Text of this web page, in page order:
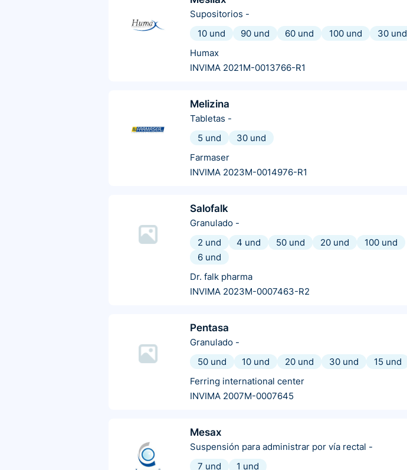
Supositorios -
10 und
90 und 60 und 100 und
30 und
Humax
INVIMA 2021M-0013766-R1
Melizina
Tabletas -
5 und
30 und
Farmaser
INVIMA 2023M-0014976-R1
Salofalk
Granulado -
2 und
4 und 50 und 20 und
100 und
6 und
Dr. falk pharma
INVIMA 2023M-0007463-R2
Pentasa
Granulado -
50 und
10 und 20 und 30 und
15 und
Ferring international center
INVIMA 2007M-0007645
Mesax
Suspensión para administrar por vía rectal -
7 und
1 und